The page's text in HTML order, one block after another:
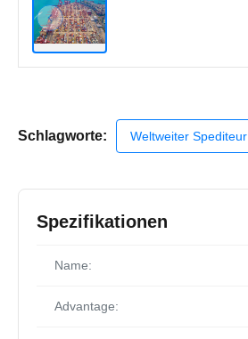
Schlagworte: Weltweiter Spediteur
Spezifikationen
Name:
Advantage: